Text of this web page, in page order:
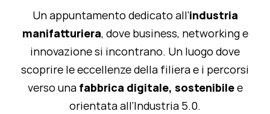
Un appuntamento dedicato all’industria
manifatturiera, dove business, networking e
innovazione si incontrano. Un luogo dove
scoprire le eccellenze della filiera e i percorsi
verso una fabbrica digitale, sostenibilee
orientata all’Industria 5.0.